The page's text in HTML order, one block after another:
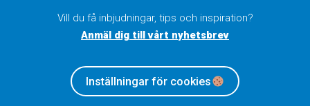
Vill du få inbjudningar, tips och inspiration?
Anmäl dig till vårt nyhetsbrev
Inställningar för cookies